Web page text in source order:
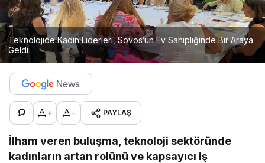
Teknolojide Kadın Liderleri, Sovos’un Ev Sahipliğinde Bir Araya
Geldi
+ - PAYLAŞ
İlham veren buluşma, teknoloji sektöründe
kadınların artan rolünü ve kapsayıcı iş